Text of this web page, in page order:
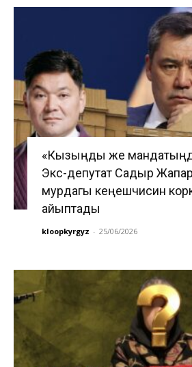
«Кызыңды же
Экс-депутат Садыр
мурдагы кеңешчисин
айыптады
kloopkyrgyz - 25/06/2026